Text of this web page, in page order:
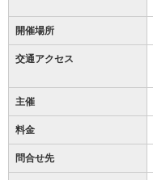
開催場所
交通アクセス
主催
料金
問合せ先